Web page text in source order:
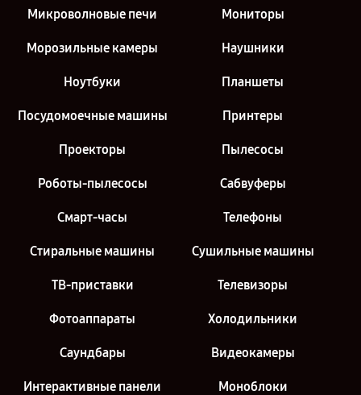
Микроволновые печи Мониторы
Морозильные камеры Наушники
Ноутбуки Планшеты
Посудомоечные машины Принтеры
Проекторы Пылесосы
Роботы-пылесосы Сабвуферы
Смарт-часы Телефоны
Стиральные машины Сушильные машины
ТВ-приставки Телевизоры
Фотоаппараты Холодильники
Саундбары Видеокамеры
Интерактивные панели Моноблоки